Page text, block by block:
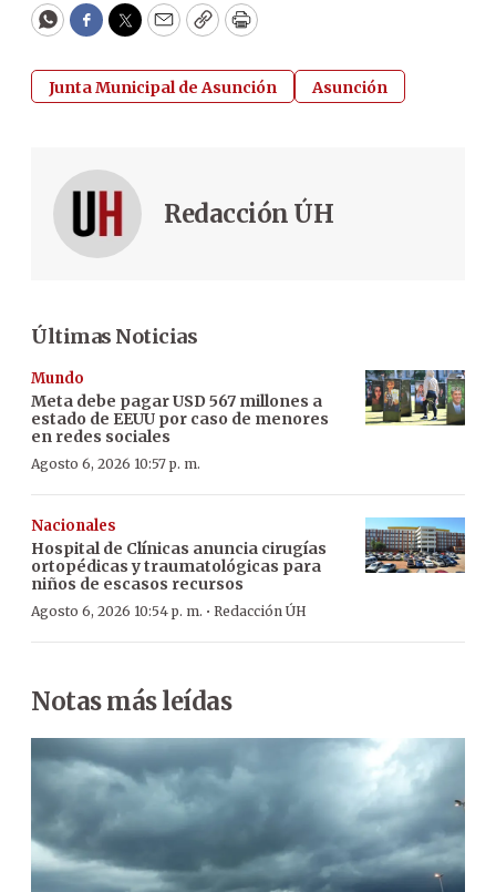
WhatsApp
Facebook
Twitter
EmailCopyPrint
Junta Municipal de Asunción Asunción
Redacción ÚH
Últimas Noticias
Mundo
Meta debe pagar USD 567 millones a
estado de EEUU por caso de menores
en redes sociales
Agosto 6, 2026 10:57 p. m.
Nacionales
Hospital de Clínicas anuncia cirugías
ortopédicas y traumatológicas para
niños de escasos recursos
Agosto 6, 2026 10:54 p. m. · Redacción ÚH
Notas más leídas